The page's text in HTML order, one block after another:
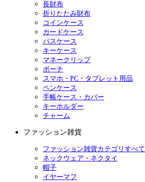
長財布
折りたたみ財布
コインケース
カードケース
パスケース
キーケース
マネークリップ
ポーチ
スマホ・PC・タブレット用品
ペンケース
手帳ケース・カバー
キーホルダー
チャーム
ファッション雑貨
ファッション雑貨カテゴリすべて
ネックウェア・ネクタイ
帽子
イヤーマフ